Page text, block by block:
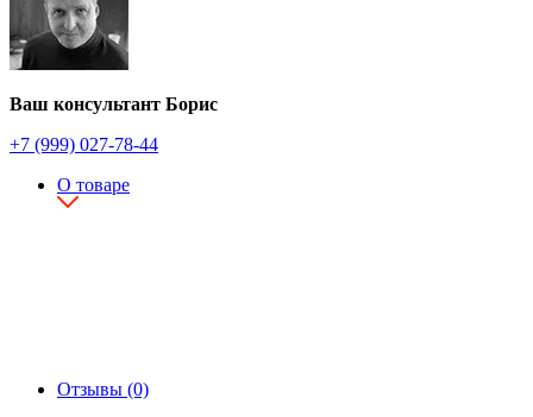
Ваш консультант Борис
+7 (999) 027-78-44
О товаре
Отзывы (0)